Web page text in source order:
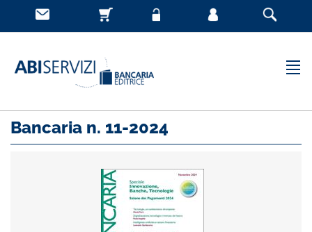
Bancaria n. 11-2024